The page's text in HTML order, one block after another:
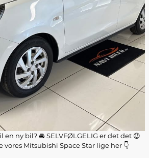
ny bil? 🚘 SELVFØLGELIG er det det 😉
vores Mitsubishi Space Star lige her 👇